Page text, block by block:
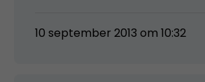
10 september 2013 om 10:32